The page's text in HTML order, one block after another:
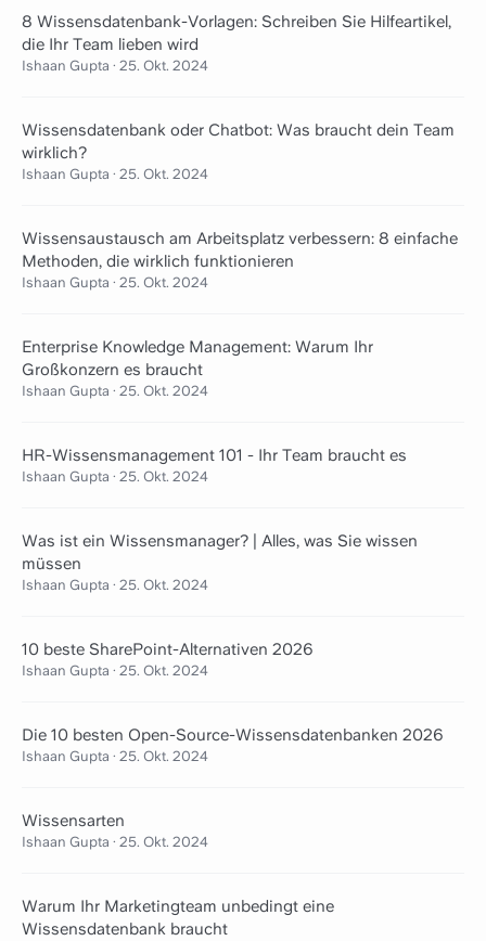
8 Wissensdatenbank-Vorlagen: Schreiben Sie Hilfeartikel,
die Ihr Team lieben wird
Ishaan Gupta · 25. Okt. 2024
Wissensdatenbank oder Chatbot: Was braucht dein Team
wirklich?
Ishaan Gupta · 25. Okt. 2024
Wissensaustausch am Arbeitsplatz verbessern: 8 einfache
Methoden, die wirklich funktionieren
Ishaan Gupta · 25. Okt. 2024
Enterprise Knowledge Management: Warum Ihr
Großkonzern es braucht
Ishaan Gupta · 25. Okt. 2024
HR-Wissensmanagement 101 - Ihr Team braucht es
Ishaan Gupta · 25. Okt. 2024
Was ist ein Wissensmanager? | Alles, was Sie wissen
müssen
Ishaan Gupta · 25. Okt. 2024
10 beste SharePoint-Alternativen 2026
Ishaan Gupta · 25. Okt. 2024
Die 10 besten Open-Source-Wissensdatenbanken 2026
Ishaan Gupta · 25. Okt. 2024
Wissensarten
Ishaan Gupta · 25. Okt. 2024
Warum Ihr Marketingteam unbedingt eine
Wissensdatenbank braucht